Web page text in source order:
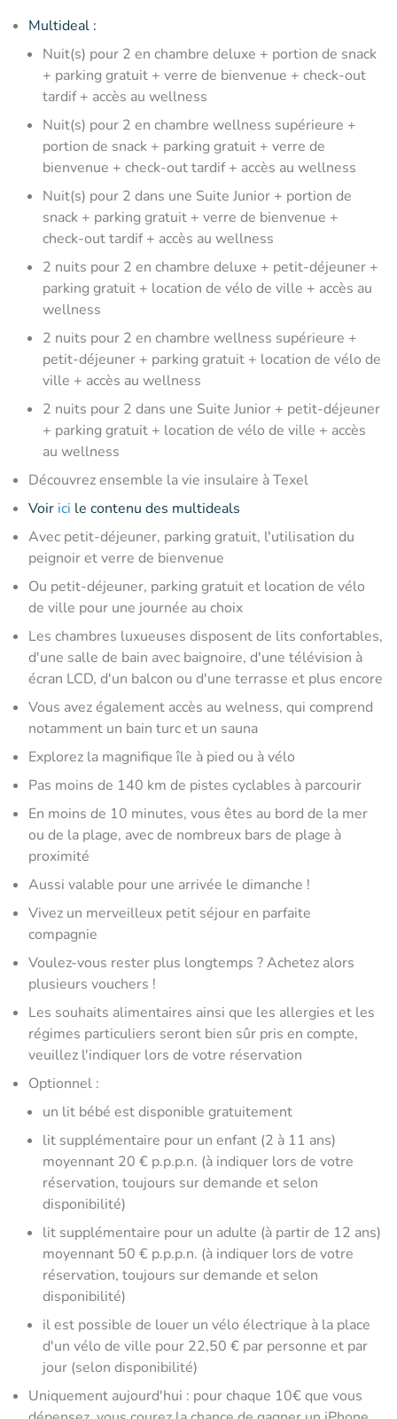
Multideal :
Nuit(s) pour 2 en chambre deluxe + portion de snack
+ parking gratuit + verre de bienvenue + check-out
tardif + accès au wellness
Nuit(s) pour 2 en chambre wellness supérieure +
portion de snack + parking gratuit + verre de
bienvenue + check-out tardif + accès au wellness
Nuit(s) pour 2 dans une Suite Junior + portion de
snack + parking gratuit + verre de bienvenue +
check-out tardif + accès au wellness
2 nuits pour 2 en chambre deluxe + petit-déjeuner +
parking gratuit + location de vélo de ville + accès au
wellness
2 nuits pour 2 en chambre wellness supérieure +
petit-déjeuner + parking gratuit + location de vélo de
ville + accès au wellness
2 nuits pour 2 dans une Suite Junior + petit-déjeuner
+ parking gratuit + location de vélo de ville + accès
au wellness
Découvrez ensemble la vie insulaire à Texel
Voir ici le contenu des multideals
Avec petit-déjeuner, parking gratuit, l'utilisation du
peignoir et verre de bienvenue
Ou petit-déjeuner, parking gratuit et location de vélo
de ville pour une journée au choix
Les chambres luxueuses disposent de lits confortables,
d'une salle de bain avec baignoire, d'une télévision à
écran LCD, d'un balcon ou d'une terrasse et plus encore
Vous avez également accès au welness, qui comprend
notamment un bain turc et un sauna
Explorez la magnifique île à pied ou à vélo
Pas moins de 140 km de pistes cyclables à parcourir
En moins de 10 minutes, vous êtes au bord de la mer
ou de la plage, avec de nombreux bars de plage à
proximité
Aussi valable pour une arrivée le dimanche !
Vivez un merveilleux petit séjour en parfaite
compagnie
Voulez-vous rester plus longtemps ? Achetez alors
plusieurs vouchers !
Les souhaits alimentaires ainsi que les allergies et les
régimes particuliers seront bien sûr pris en compte,
veuillez l'indiquer lors de votre réservation
Optionnel :
un lit bébé est disponible gratuitement
lit supplémentaire pour un enfant (2 à 11 ans)
moyennant 20 € p.p.p.n. (à indiquer lors de votre
réservation, toujours sur demande et selon
disponibilité)
lit supplémentaire pour un adulte (à partir de 12 ans)
moyennant 50 € p.p.p.n. (à indiquer lors de votre
réservation, toujours sur demande et selon
disponibilité)
il est possible de louer un vélo électrique à la place
d'un vélo de ville pour 22,50 € par personne et par
jour (selon disponibilité)
Uniquement aujourd'hui : pour chaque 10€ que vous